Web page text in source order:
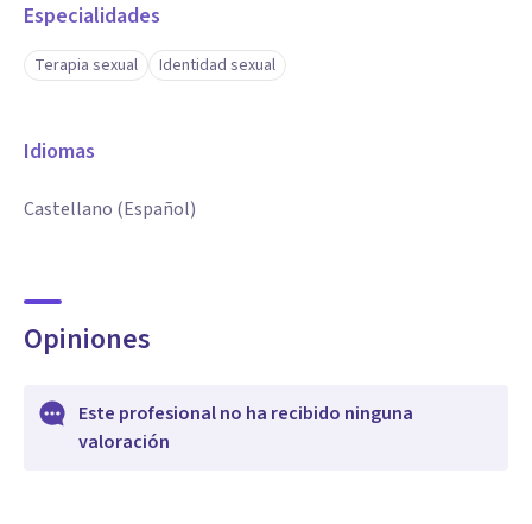
Especialidades
Terapia sexual Identidad sexual
Idiomas
Castellano (Español)
Opiniones
Este profesional no ha recibido ninguna
valoración